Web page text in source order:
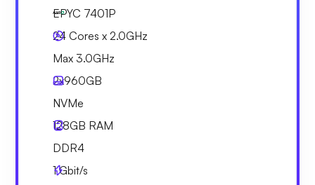
EPYC 7401P
24 Cores x 2.0GHz
Max 3.0GHz
2x960GB
NVMe
128GB RAM
DDR4
1Gbit/s